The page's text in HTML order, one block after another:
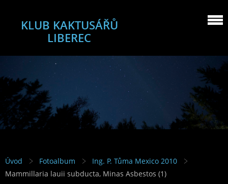
KLUB KAKTUSÁŘŮ
LIBEREC
Úvod Fotoalbum
Ing. P. Tůma Mexico 2010
Mammillaria lauii subducta, Minas Asbestos (1)